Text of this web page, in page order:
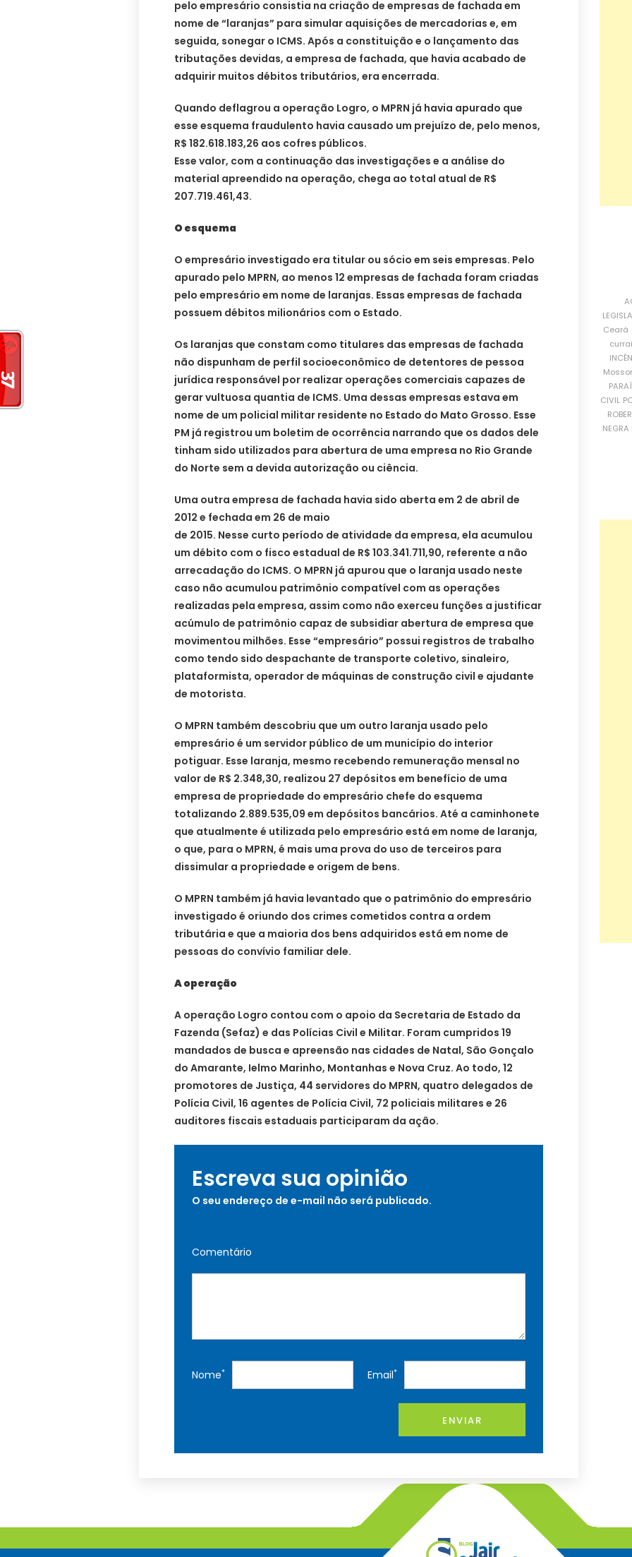
pelo empresário consistia na criação de empresas de fachada em
nome de “laranjas” para simular aquisições de mercadorias e, em
seguida, sonegar o ICMS. Após a constituição e o lançamento das
tributações devidas, a empresa de fachada, que havia acabado de
adquirir muitos débitos tributários, era encerrada.
Quando deflagrou a operação Logro, o MPRN já havia apurado que
esse esquema fraudulento havia causado um prejuízo de, pelo menos,
R$ 182.618.183,26 aos cofres públicos.
Esse valor, com a continuação das investigações e a análise do
material apreendido na operação, chega ao total atual de R$
207.719.461,43.
O esquema
O empresário investigado era titular ou sócio em seis empresas. Pelo
apurado pelo MPRN, ao menos 12 empresas de fachada foram criadas
pelo empresário em nome de laranjas. Essas empresas de fachada
possuem débitos milionários com o Estado.
Os laranjas que constam como titulares das empresas de fachada
não dispunham de perfil socioeconômico de detentores de pessoa
jurídica responsável por realizar operações comerciais capazes de
gerar vultuosa quantia de ICMS. Uma dessas empresas estava em
nome de um policial militar residente no Estado do Mato Grosso. Esse
PM já registrou um boletim de ocorrência narrando que os dados dele
tinham sido utilizados para abertura de uma empresa no Rio Grande
do Norte sem a devida autorização ou ciência.
Uma outra empresa de fachada havia sido aberta em 2 de abril de
2012 e fechada em 26 de maio
de 2015. Nesse curto período de atividade da empresa, ela acumulou
um débito com o fisco estadual de R$ 103.341.711,90, referente a não
arrecadação do ICMS. O MPRN já apurou que o laranja usado neste
caso não acumulou patrimônio compatível com as operações
realizadas pela empresa, assim como não exerceu funções a justificar
acúmulo de patrimônio capaz de subsidiar abertura de empresa que
movimentou milhões. Esse “empresário” possui registros de trabalho
como tendo sido despachante de transporte coletivo, sinaleiro,
plataformista, operador de máquinas de construção civil e ajudante
de motorista.
O MPRN também descobriu que um outro laranja usado pelo
empresário é um servidor público de um município do interior
potiguar. Esse laranja, mesmo recebendo remuneração mensal no
valor de R$ 2.348,30, realizou 27 depósitos em benefício de uma
empresa de propriedade do empresário chefe do esquema
totalizando 2.889.535,09 em depósitos bancários. Até a caminhonete
que atualmente é utilizada pelo empresário está em nome de laranja,
o que, para o MPRN, é mais uma prova do uso de terceiros para
dissimular a propriedade e origem de bens.
O MPRN também já havia levantado que o patrimônio do empresário
investigado é oriundo dos crimes cometidos contra a ordem
tributária e que a maioria dos bens adquiridos está em nome de
pessoas do convívio familiar dele.
A operação
A operação Logro contou com o apoio da Secretaria de Estado da
Fazenda (Sefaz) e das Polícias Civil e Militar. Foram cumpridos 19
mandados de busca e apreensão nas cidades de Natal, São Gonçalo
do Amarante, Ielmo Marinho, Montanhas e Nova Cruz. Ao todo, 12
promotores de Justiça, 44 servidores do MPRN, quatro delegados de
Polícia Civil, 16 agentes de Polícia Civil, 72 policiais militares e 26
auditores fiscais estaduais participaram da ação.
Escreva sua opinião
O seu endereço de e-mail não será publicado.
Comentário
Nome* Email*
ENVIAR
Ceará
CIVIL
NEGRA